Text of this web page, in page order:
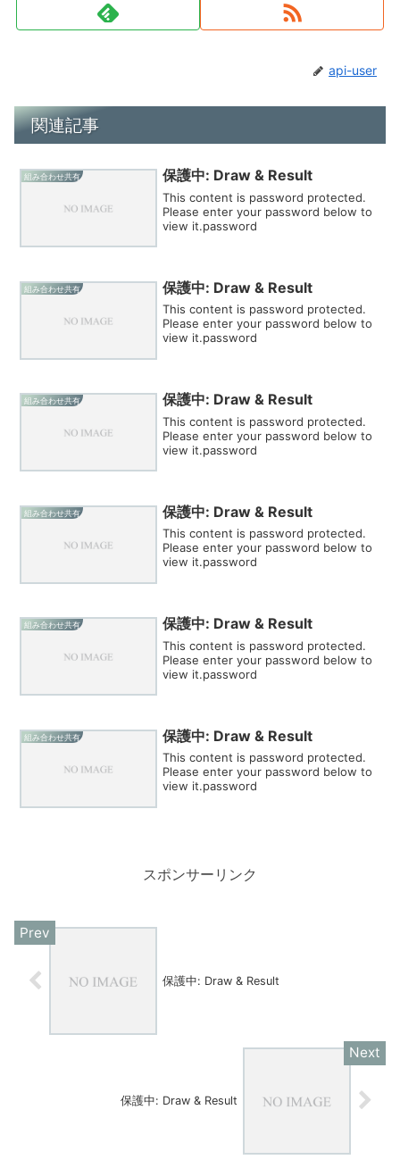
api-user
関連記事
組み合わせ共有 保護中: Draw & Result
This content is password protected.
Please enter your password below to
view it.password
組み合わせ共有 保護中: Draw & Result
This content is password protected.
Please enter your password below to
view it.password
組み合わせ共有 保護中: Draw & Result
This content is password protected.
Please enter your password below to
view it.password
組み合わせ共有 保護中: Draw & Result
This content is password protected.
Please enter your password below to
view it.password
組み合わせ共有 保護中: Draw & Result
This content is password protected.
Please enter your password below to
view it.password
組み合わせ共有 保護中: Draw & Result
This content is password protected.
Please enter your password below to
view it.password
スポンサーリンク
保護中: Draw & Result
保護中: Draw & Result